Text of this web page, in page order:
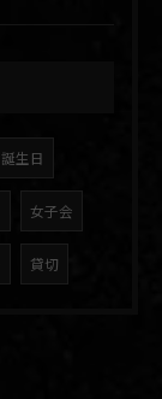
誕生日
女子会
貸切